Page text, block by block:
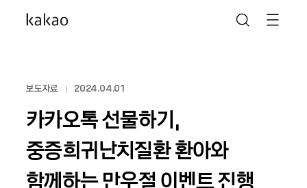
보도자료 2024.04.01
카카오톡 선물하기,
중증희귀난치질환 환아와
함께하는 만우절 이벤트 진행